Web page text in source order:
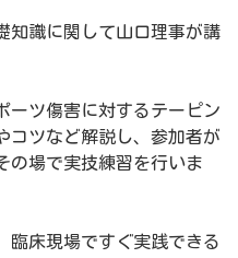
知識に関して山口理事が講
ーツ傷害に対するテーピン
コツなど解説し、参加者が
の場で実技練習を行いま
臨床現場ですぐ実践できる